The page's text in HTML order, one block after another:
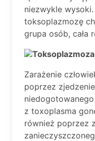
niezwykle
toksoplazmozę
grupa osób, cała
Zarażenie
poprzez
z toxoplasma
również poprzez